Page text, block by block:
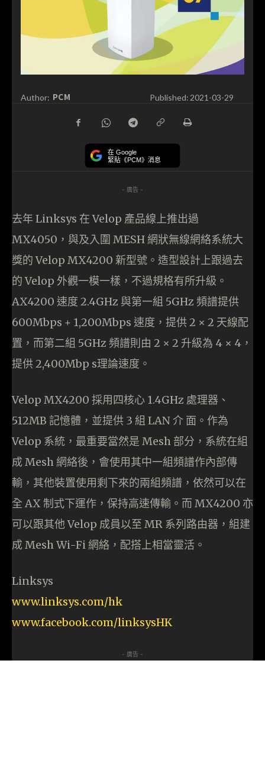
Author: PCM Published: 2021-03-29
在 Google
緊貼《PCM》消息
- 廣告 -
去年 Linksys 在 Velop 產品線上推出過
MX4050，與及入圍 MESH 網狀無線網絡系統大
獎的 Velop MX4200 新型號。造型設計上跟過去
的 Velop 外觀一模一樣，不過規格有所升級。
AX4200 速度 2.4GHz 與第一組 5GHz 頻譜提供
600Mbps + 1,200Mbps 速度，提供 2 × 2 天線配
置，而第二組 5GHz 頻譜則由 2 × 2 升級為 4 × 4，
提供 2,400Mbp s理論速度。
Velop MX4200 採用四核心 1.4GHz 處理器、
512MB 記憶體，並提供 3 組 LAN 介 面。作為
Velop 系統，最重要當然是 Mesh 部分，系統在組
成 Mesh 網絡後，會使用其中一組頻譜作內部傳
輸，其他裝置使用剩下來的兩組頻譜，依然可以在
全 AX 制式下運作，保持高速傳輸。而 MX4200 亦
可以跟其他 Velop 成員以至 MR 系列路由器，組建
成 Mesh Wi-Fi 網絡，配搭上相當靈活。
Linksys
www.linksys.com/hk
www.facebook.com/linksysHK
- 廣告 -